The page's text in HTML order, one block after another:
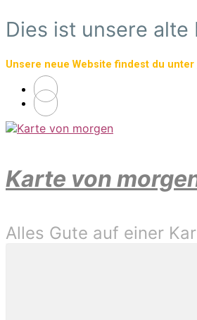
Zum
Hauptinhalt
Dies ist unsere alte
Unsere neue Website findest du unter
Karte von
Alles Gute auf einer